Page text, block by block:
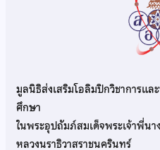
มูลนิธิส่งเสริมโอลิมปิกวิชาการแ
ศึกษา
ในพระอุปถัมภ์สมเด็จพระเจ้าพี่น
หลวงนราธิวาสราชนครินทร์